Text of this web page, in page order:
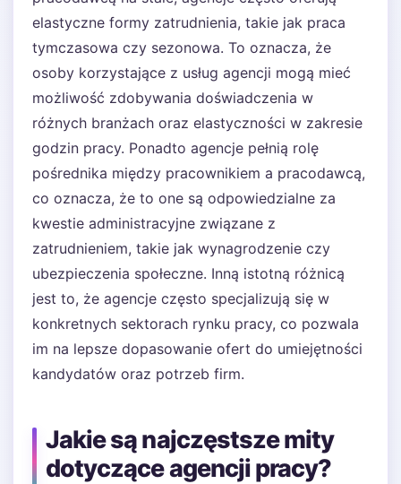
elastyczne formy zatrudnienia, takie jak praca
tymczasowa czy sezonowa. To oznacza, że
osoby korzystające z usług agencji mogą mieć
możliwość zdobywania doświadczenia w
różnych branżach oraz elastyczności w zakresie
godzin pracy. Ponadto agencje pełnią rolę
pośrednika między pracownikiem a pracodawcą,
co oznacza, że to one są odpowiedzialne za
kwestie administracyjne związane z
zatrudnieniem, takie jak wynagrodzenie czy
ubezpieczenia społeczne. Inną istotną różnicą
jest to, że agencje często specjalizują się w
konkretnych sektorach rynku pracy, co pozwala
im na lepsze dopasowanie ofert do umiejętności
kandydatów oraz potrzeb firm.
Jakie są najczęstsze mity
dotyczące agencji pracy?